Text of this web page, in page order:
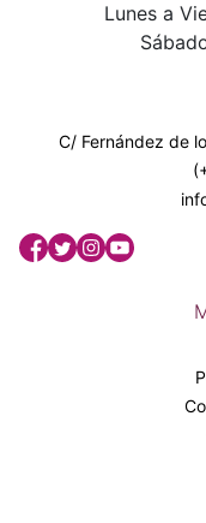
Lunes a
C/ Fernández de